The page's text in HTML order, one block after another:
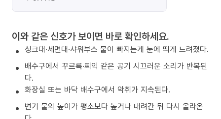
이와 같은 신호가 보이면 바로 확인하세요.
싱크대·세면대·샤워부스 물이 빠지는게 눈에 띄게 느려졌다.
배수구에서 꾸르륵·찌익 같은 공기 시끄러운 소리가 반복된
다.
화장실 또는 바닥 배수구에서 악취가 지속된다.
변기 물의 높이가 평소보다 높거나 내려간 뒤 다시 올라온